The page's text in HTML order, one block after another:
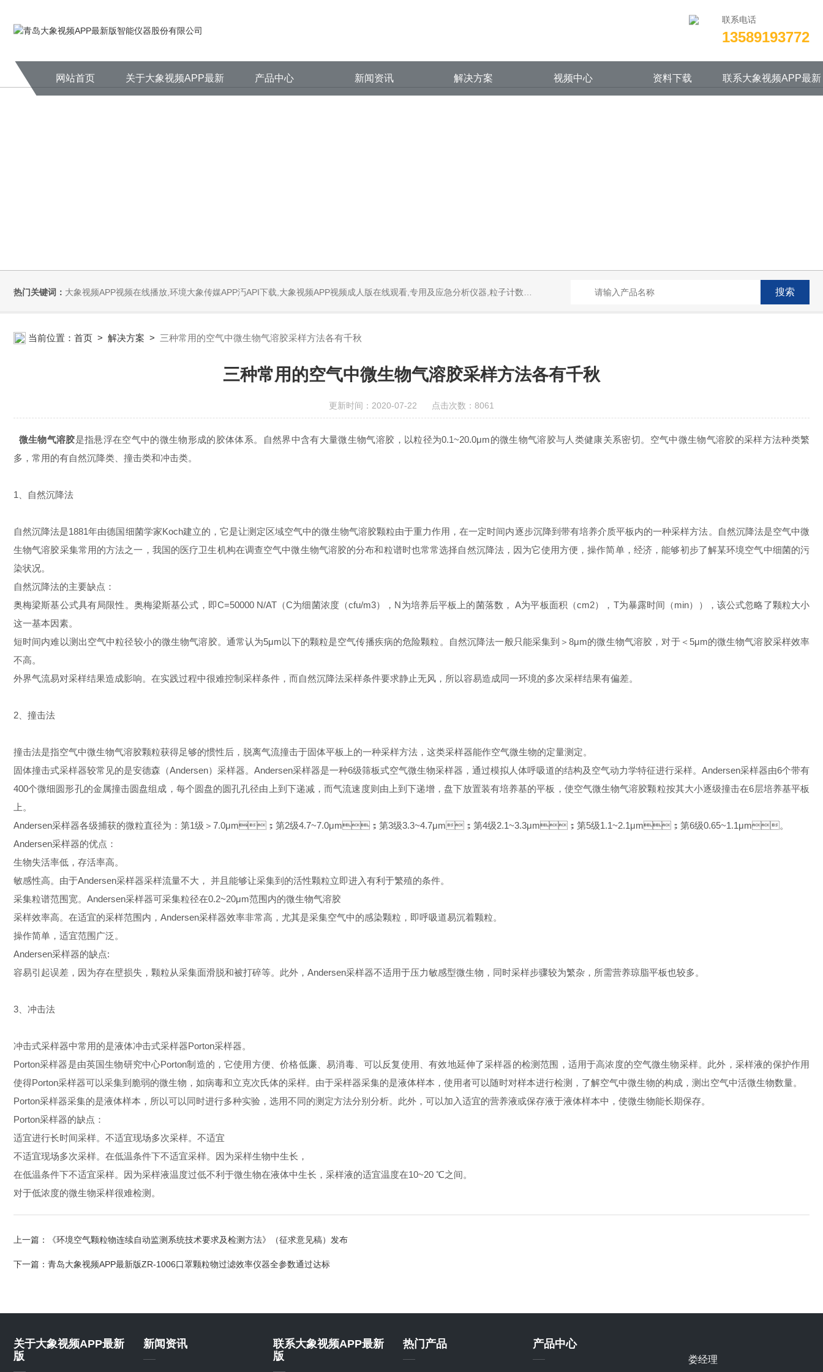
大象视频APP最新版,大象视频APP视频在线播放,大象传媒APP汅API下载,大象视频APP视频成人版在线观看
联系电话
13589193772
网站首页 关于大象视频APP最新 产品中心 新闻资讯 解决方案 视频中心 资料下载 联系大象视频APP最新
热门关键词： 大象视频APP视频在线播放,环境大象传媒APP汅API下载,大象视频APP视频成人版在线观看,专用及应急分析仪器,粒子计数器,菌落计数仪,空气微生物采样器,
当前位置： 首页 > 解决方案 > 三种常用的空气中微生物气溶胶采样方法各有千秋
三种常用的空气中微生物气溶胶采样方法各有千秋
更新时间：2020-07-22 点击次数：8061
微生物气溶胶是指悬浮在空气中的微生物形成的胶体体系。自然界中含有大量微生物气溶胶，以粒径为0.1~20.0μm的微生物气溶胶与人类健康关系密切。空气中微生物气溶胶的采样方法种类繁
多，常用的有自然沉降类、撞击类和冲击类。
1、自然沉降法
自然沉降法是1881年由德国细菌学家Koch建立的，它是让测定区域空气中的微生物气溶胶颗粒由于重力作用，在一定时间内逐步沉降到带有培养介质平板内的一种采样方法。自然沉降法是空气中微
生物气溶胶采集常用的方法之一，我国的医疗卫生机构在调查空气中微生物气溶胶的分布和粒谱时也常常选择自然沉降法，因为它使用方便，操作简单，经济，能够初步了解某环境空气中细菌的污
染状况。
自然沉降法的主要缺点：
奥梅梁斯基公式具有局限性。奥梅梁斯基公式，即C=50000 N/AT（C为细菌浓度（cfu/m3），N为培养后平板上的菌落数， A为平板面积（cm2），T为暴露时间（min）），该公式忽略了颗粒大小
这一基本因素。
短时间内难以测出空气中粒径较小的微生物气溶胶。通常认为5μm以下的颗粒是空气传播疾病的危险颗粒。自然沉降法一般只能采集到＞8μm的微生物气溶胶，对于＜5μm的微生物气溶胶采样效率
不高。
外界气流易对采样结果造成影响。在实践过程中很难控制采样条件，而自然沉降法采样条件要求静止无风，所以容易造成同一环境的多次采样结果有偏差。
2、撞击法
撞击法是指空气中微生物气溶胶颗粒获得足够的惯性后，脱离气流撞击于固体平板上的一种采样方法，这类采样器能作空气微生物的定量测定。
固体撞击式采样器较常见的是安德森（Andersen）采样器。Andersen采样器是一种6级筛板式空气微生物采样器，通过模拟人体呼吸道的结构及空气动力学特征进行采样。Andersen采样器由6个带有
400个微细圆形孔的金属撞击圆盘组成，每个圆盘的圆孔孔径由上到下递减，而气流速度则由上到下递增，盘下放置装有培养基的平板，使空气微生物气溶胶颗粒按其大小逐级撞击在6层培养基平板
上。
Andersen采样器各级捕获的微粒直径为：第1级＞7.0μm；第2级4.7~7.0μm；第3级3.3~4.7μm；第4级2.1~3.3μm；第5级1.1~2.1μm；第6级0.65~1.1μm。
Andersen采样器的优点：
生物失活率低，存活率高。
敏感性高。由于Andersen采样器采样流量不大， 并且能够让采集到的活性颗粒立即进入有利于繁殖的条件。
采集粒谱范围宽。Andersen采样器可采集粒径在0.2~20μm范围内的微生物气溶胶
采样效率高。在适宜的采样范围内，Andersen采样器效率非常高，尤其是采集空气中的感染颗粒，即呼吸道易沉着颗粒。
操作简单，适宜范围广泛。
Andersen采样器的缺点:
容易引起误差，因为存在壁损失，颗粒从采集面滑脱和被打碎等。此外，Andersen采样器不适用于压力敏感型微生物，同时采样步骤较为繁杂，所需营养琼脂平板也较多。
3、冲击法
冲击式采样器中常用的是液体冲击式采样器Porton采样器。
Porton采样器是由英国生物研究中心Porton制造的，它使用方便、价格低廉、易消毒、可以反复使用、有效地延伸了采样器的检测范围，适用于高浓度的空气微生物采样。此外，采样液的保护作用
使得Porton采样器可以采集到脆弱的微生物，如病毒和立克次氏体的采样。由于采样器采集的是液体样本，使用者可以随时对样本进行检测，了解空气中微生物的构成，测出空气中活微生物数量。
Porton采样器采集的是液体样本，所以可以同时进行多种实验，选用不同的测定方法分别分析。此外，可以加入适宜的营养液或保存液于液体样本中，使微生物能长期保存。
Porton采样器的缺点：
适宜进行长时间采样。不适宜现场多次采样。不适宜
不适宜现场多次采样。在低温条件下不适宜采样。因为采样生物中生长，
在低温条件下不适宜采样。因为采样液温度过低不利于微生物在液体中生长，采样液的适宜温度在10~20 ℃之间。
对于低浓度的微生物采样很难检测。
上一篇： 《环境空气颗粒物连续自动监测系统技术要求及检测方法》（征求意见稿）发布
下一篇： 青岛大象视频APP最新版ZR-1006口罩颗粒物过滤效率仪器全参数通过达标
关于大象视频APP最新
版
新闻资讯
联系大象视频APP最新
版
热门产品 产品中心
娄经理